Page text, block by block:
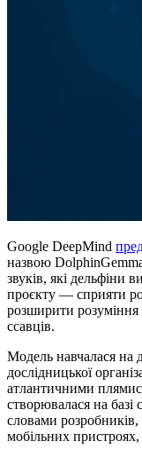
Google DeepMind
назвою
звуків, які дельфіни
проєкту — сприяти
розширити розуміння
ссавців.
Модель навчалася на
дослідницької
атлантичними
створювалася на базі
словами
мобільних